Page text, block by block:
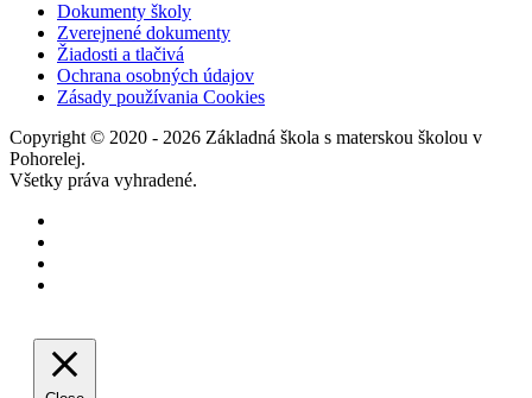
Dokumenty školy
Zverejnené dokumenty
Žiadosti a tlačivá
Ochrana osobných údajov
Zásady používania Cookies
Copyright © 2020 - 2026 Základná škola s materskou školou v
Pohorelej.
Všetky práva vyhradené.